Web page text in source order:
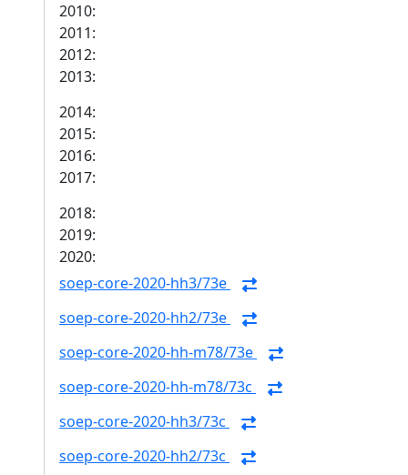
2010:
2011:
2012:
2013:
2014:
2015:
2016:
2017:
2018:
2019:
2020:
soep-core-2020-hh3/73e
soep-core-2020-hh2/73e
soep-core-2020-hh-m78/73e
soep-core-2020-hh-m78/73c
soep-core-2020-hh3/73c
soep-core-2020-hh2/73c